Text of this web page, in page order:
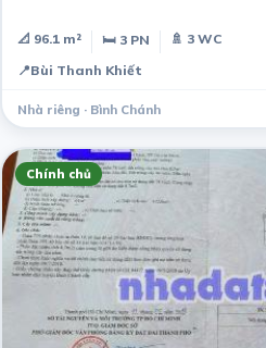
📐 96.1 m² 🛏 3 PN
🚿 3 WC
📍Bùi Thanh Khiết
Nhà riêng · Bình Chánh
Chính chủ